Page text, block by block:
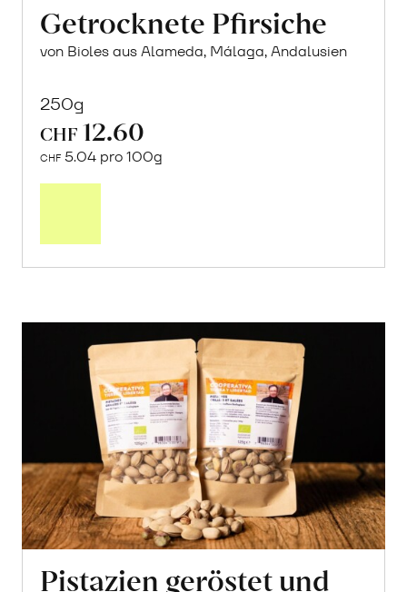
Getrocknete Pfirsiche
von Bioles aus Alameda, Málaga, Andalusien
250g
CHF 12.60
CHF 5.04 pro 100g
Pistazien geröstet und